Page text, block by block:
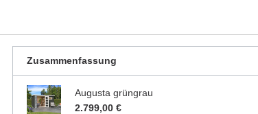
Montageanleitung und Montagematerial im
enthalten
5 Jahre Herstellergarantie
Zusammenfassung
Augusta grüngrau
2.799,00 €